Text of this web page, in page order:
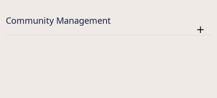
Community Management